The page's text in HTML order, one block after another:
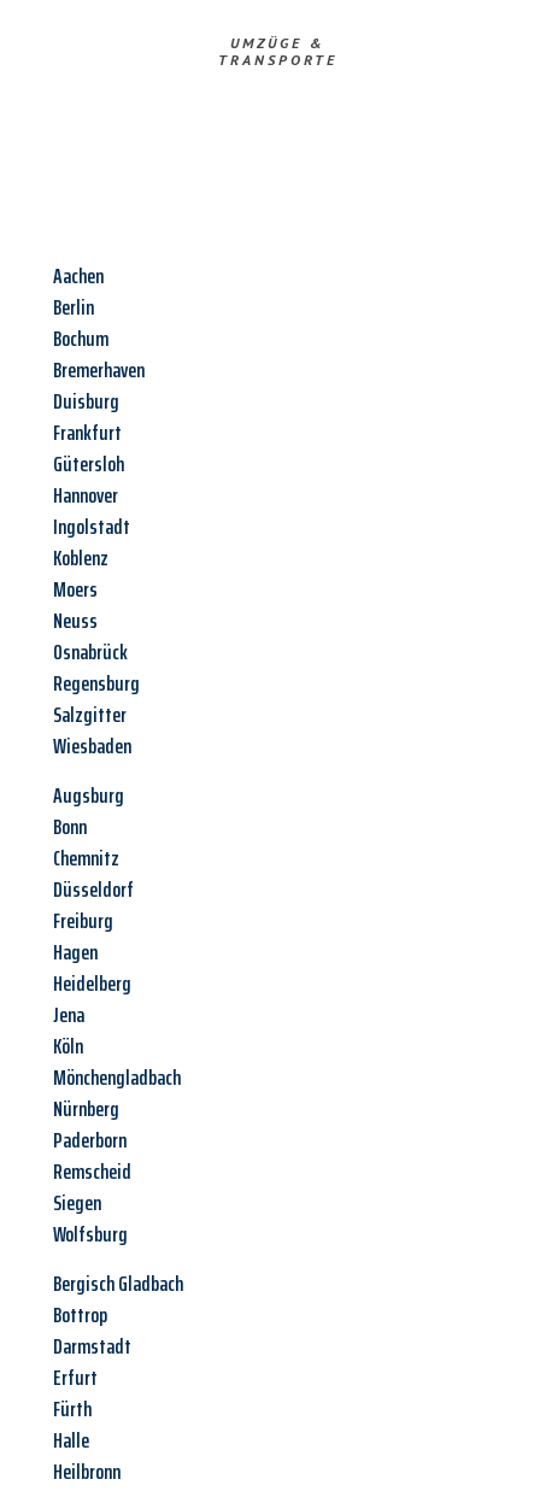
UMZÜGE &
TRANSPORTE
Aachen
Berlin
Bochum
Bremerhaven
Duisburg
Frankfurt
Gütersloh
Hannover
Ingolstadt
Koblenz
Moers
Neuss
Osnabrück
Regensburg
Salzgitter
Wiesbaden
Augsburg
Bonn
Chemnitz
Düsseldorf
Freiburg
Hagen
Heidelberg
Jena
Köln
Mönchengladbach
Nürnberg
Paderborn
Remscheid
Siegen
Wolfsburg
Bergisch Gladbach
Bottrop
Darmstadt
Erfurt
Fürth
Halle
Heilbronn